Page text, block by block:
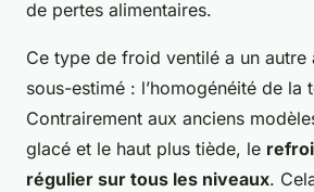
de pertes alimentaires.
Ce type de froid ventilé a un autre
sous-estimé : l’homogénéité de la
Contrairement aux anciens
glacé et le haut plus tiède, le
régulier sur tous les niveaux.